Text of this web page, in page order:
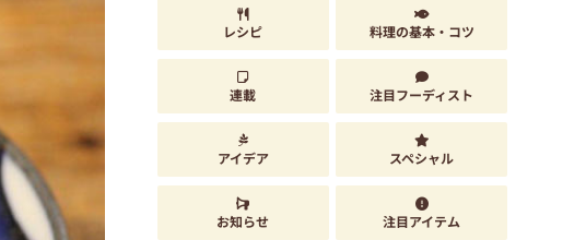
レシピ 料理の基本・コツ
連載 注目フーディスト
アイデア スペシャル
お知らせ 注目アイテム